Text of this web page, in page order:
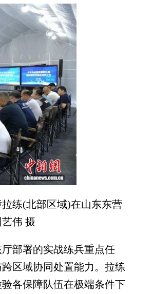
练(北部区域)在山东东营
伟 摄
部署的实战练兵重点任
区域协同处置能力。拉练
各保障队伍在极端条件下